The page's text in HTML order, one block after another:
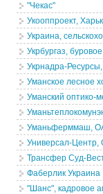
"Чекас"
Укооппроект,
Украина,
Укрбургаз,
Укрнадра-
Уманское лесное
Уманский оптико-
Уманьферммаш,
Универсал-
Трансфер Суд-
Фаберлик Украина
"Шанс", кадровое